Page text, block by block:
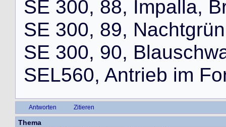
SE 300, 88, Impalla, B
SE 300, 89, Nachtgrün
SE 300, 90, Blauschw
SEL560, Antrieb im Fo
Antworten Zitieren
Thema